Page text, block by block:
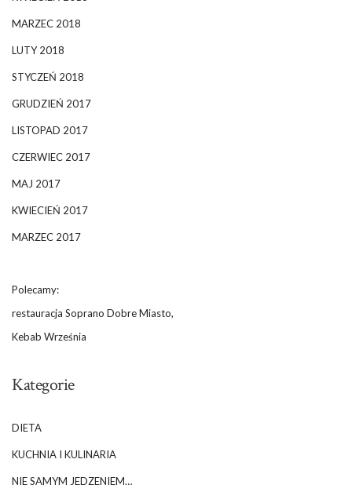
MARZEC 2018
LUTY 2018
STYCZEŃ 2018
GRUDZIEŃ 2017
LISTOPAD 2017
CZERWIEC 2017
MAJ 2017
KWIECIEŃ 2017
MARZEC 2017
Polecamy:
restauracja Soprano Dobre Miasto,
Kebab Września
Kategorie
DIETA
KUCHNIA I KULINARIA
NIE SAMYM JEDZENIEM…